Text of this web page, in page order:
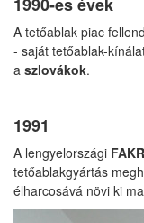
A tetőablak piac
- saját tetőablak-
a szlovákok.
1991
A lengyelországi
tetőablakgyártás
élharcosává növi ki